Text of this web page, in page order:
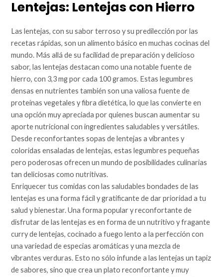
Lentejas: Lentejas con Hierro
Las lentejas, con su sabor terroso y su predilección por las
recetas rápidas, son un alimento básico en muchas cocinas del
mundo. Más allá de su facilidad de preparación y delicioso
sabor, las lentejas destacan como una notable fuente de
hierro, con 3,3 mg por cada 100 gramos. Estas legumbres
densas en nutrientes también son una valiosa fuente de
proteínas vegetales y fibra dietética, lo que las convierte en
una opción muy apreciada por quienes buscan aumentar su
aporte nutricional con ingredientes saludables y versátiles.
Desde reconfortantes sopas de lentejas a vibrantes y
coloridas ensaladas de lentejas, estas legumbres pequeñas
pero poderosas ofrecen un mundo de posibilidades culinarias
tan deliciosas como nutritivas.
Enriquecer tus comidas con las saludables bondades de las
lentejas es una forma fácil y gratificante de dar prioridad a tu
salud y bienestar. Una forma popular y reconfortante de
disfrutar de las lentejas es en forma de un nutritivo y fragante
curry de lentejas, cocinado a fuego lento a la perfección con
una variedad de especias aromáticas y una mezcla de
vibrantes verduras. Esto no sólo infunde a las lentejas un tapiz
de sabores, sino que crea un plato reconfortante y muy